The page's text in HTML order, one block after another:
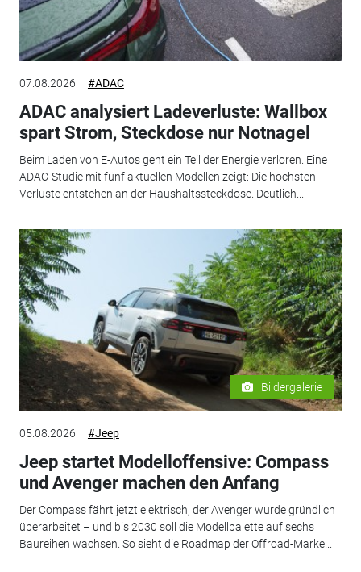
07.08.2026 #ADAC
ADAC analysiert Ladeverluste: Wallbox
spart Strom, Steckdose nur Notnagel
Beim Laden von E-Autos geht ein Teil der Energie verloren. Eine
ADAC-Studie mit fünf aktuellen Modellen zeigt: Die höchsten
Verluste entstehen an der Haushaltssteckdose. Deutlich...
Bildergalerie
05.08.2026 #Jeep
Jeep startet Modelloffensive: Compass
und Avenger machen den Anfang
Der Compass fährt jetzt elektrisch, der Avenger wurde gründlich
überarbeitet – und bis 2030 soll die Modellpalette auf sechs
Baureihen wachsen. So sieht die Roadmap der Offroad-Marke...